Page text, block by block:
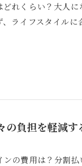
れくらい？大人
ライフスタイルに
の負担を軽減す
の費用は？分割